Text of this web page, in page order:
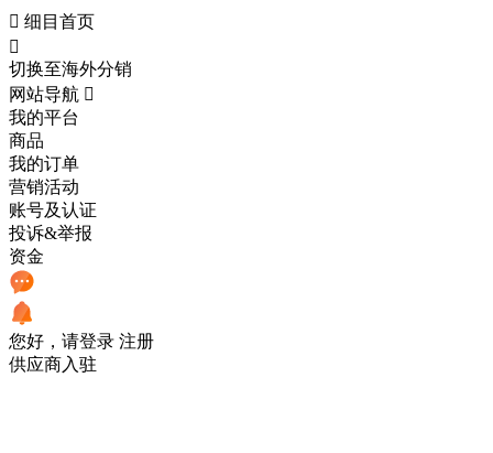
 细目首页

切换至海外分销
网站导航 
我的平台
商品
我的订单
营销活动
账号及认证
投诉&举报
资金
您好，请登录 注册
供应商入驻